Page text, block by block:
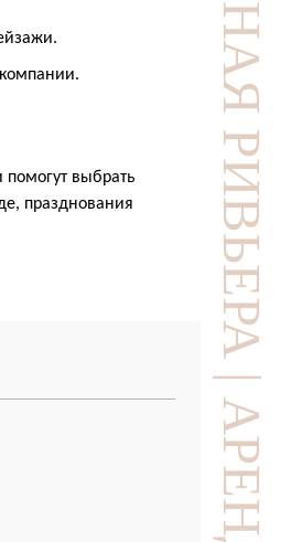
выбрать
празднования